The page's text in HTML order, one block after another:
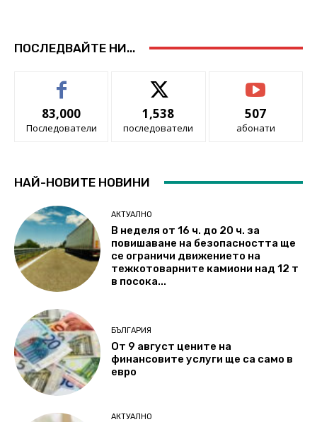
ПОСЛЕДВАЙТЕ НИ...
83,000
Последователи
1,538
последователи
507
абонати
НАЙ-НОВИТЕ НОВИНИ
АКТУАЛНО
В неделя от 16 ч. до 20 ч. за
повишаване на безопасността ще
се ограничи движението на
тежкотоварните камиони над 12 т
в посока...
БЪЛГАРИЯ
От 9 август цените на
финансовите услуги ще са само в
евро
АКТУАЛНО